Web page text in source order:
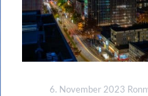
6. November 2023